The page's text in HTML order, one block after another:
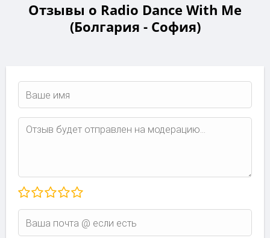
Отзывы о Radio Dance With Me
(Болгария - София)